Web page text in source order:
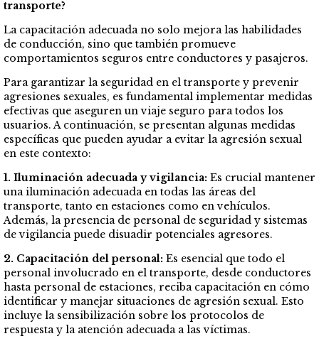
transporte?
La capacitación adecuada no solo mejora las habilidades
de conducción, sino que también promueve
comportamientos seguros entre conductores y pasajeros.
Para garantizar la seguridad en el transporte y prevenir
agresiones sexuales, es fundamental implementar medidas
efectivas que aseguren un viaje seguro para todos los
usuarios. A continuación, se presentan algunas medidas
específicas que pueden ayudar a evitar la agresión sexual
en este contexto:
1. Iluminación adecuada y vigilancia: Es crucial mantener
una iluminación adecuada en todas las áreas del
transporte, tanto en estaciones como en vehículos.
Además, la presencia de personal de seguridad y sistemas
de vigilancia puede disuadir potenciales agresores.
2. Capacitación del personal: Es esencial que todo el
personal involucrado en el transporte, desde conductores
hasta personal de estaciones, reciba capacitación en cómo
identificar y manejar situaciones de agresión sexual. Esto
incluye la sensibilización sobre los protocolos de
respuesta y la atención adecuada a las víctimas.